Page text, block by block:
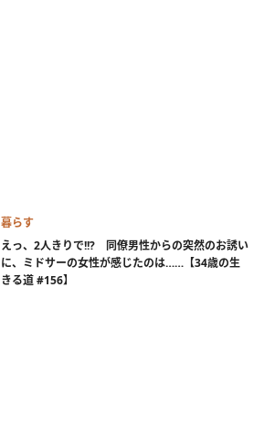
暮らす
えっ、2人きりで!!? 同僚男性からの突然のお誘い
に、ミドサーの女性が感じたのは……【34歳の生
きる道 #156】